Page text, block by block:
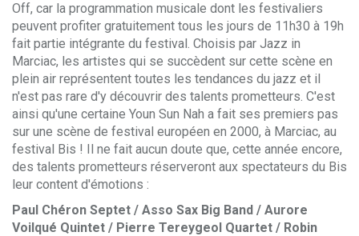
Off, car la programmation musicale dont les festivaliers
peuvent profiter gratuitement tous les jours de 11h30 à 19h
fait partie intégrante du festival. Choisis par Jazz in
Marciac, les artistes qui se succèdent sur cette scène en
plein air représentent toutes les tendances du jazz et il
n'est pas rare d'y découvrir des talents prometteurs. C'est
ainsi qu'une certaine Youn Sun Nah a fait ses premiers pas
sur une scène de festival européen en 2000, à Marciac, au
festival Bis ! Il ne fait aucun doute que, cette année encore,
des talents prometteurs réserveront aux spectateurs du Bis
leur content d'émotions :
Paul Chéron Septet / Asso Sax Big Band / Aurore
Voilqué Quintet / Pierre Tereygeol Quartet / Robin